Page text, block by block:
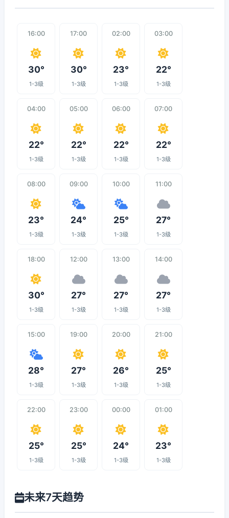
16:00
30°
1-3级
17:00
30°
1-3级
02:00
23°
1-3级
03:00
22°
1-3级
04:00
22°
1-3级
05:00
22°
1-3级
06:00
22°
1-3级
07:00
22°
1-3级
08:00
23°
1-3级
09:00
24°
1-3级
10:00
25°
1-3级
11:00
27°
1-3级
18:00
30°
1-3级
12:00
27°
1-3级
13:00
27°
1-3级
14:00
27°
1-3级
15:00
28°
1-3级
19:00
27°
1-3级
20:00
26°
1-3级
21:00
25°
1-3级
22:00
25°
1-3级
23:00
25°
1-3级
00:00
24°
1-3级
01:00
23°
1-3级
未来7天趋势